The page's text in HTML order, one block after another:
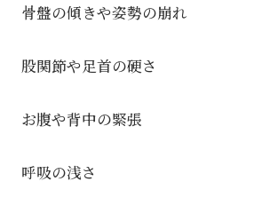
骨盤の傾きや姿勢の崩れ
股関節や足首の硬さ
お腹や背中の緊張
呼吸の浅さ